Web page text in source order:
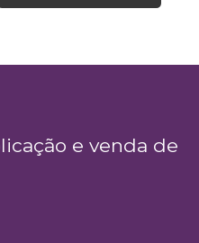
e venda de